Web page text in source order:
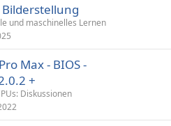
Bilderstellung
und maschinelles Lernen
Max - BIOS -
+
Diskussionen